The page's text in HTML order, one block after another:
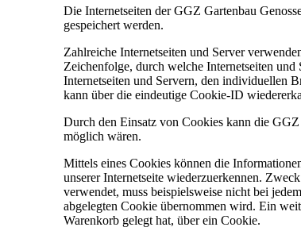
Die Internetseiten der GGZ Gartenbau
gespeichert werden.
Zahlreiche Internetseiten und Server
Zeichenfolge, durch welche Internetseiten
Internetseiten und Servern, den individuellen
kann über die eindeutige Cookie-ID
Durch den Einsatz von Cookies kann die
möglich wären.
Mittels eines Cookies können die
unserer Internetseite wiederzuerkennen.
verwendet, muss beispielsweise nicht bei
abgelegten Cookie übernommen wird. Ein
Warenkorb gelegt hat, über ein Cookie.